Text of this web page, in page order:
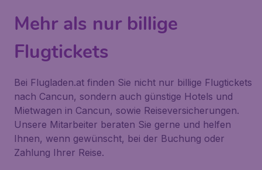
Mehr als nur billige
Flugtickets
Bei Flugladen.at finden Sie nicht nur billige Flugtickets
nach Cancun, sondern auch günstige Hotels und
Mietwagen in Cancun, sowie Reiseversicherungen.
Unsere Mitarbeiter beraten Sie gerne und helfen
Ihnen, wenn gewünscht, bei der Buchung oder
Zahlung Ihrer Reise.